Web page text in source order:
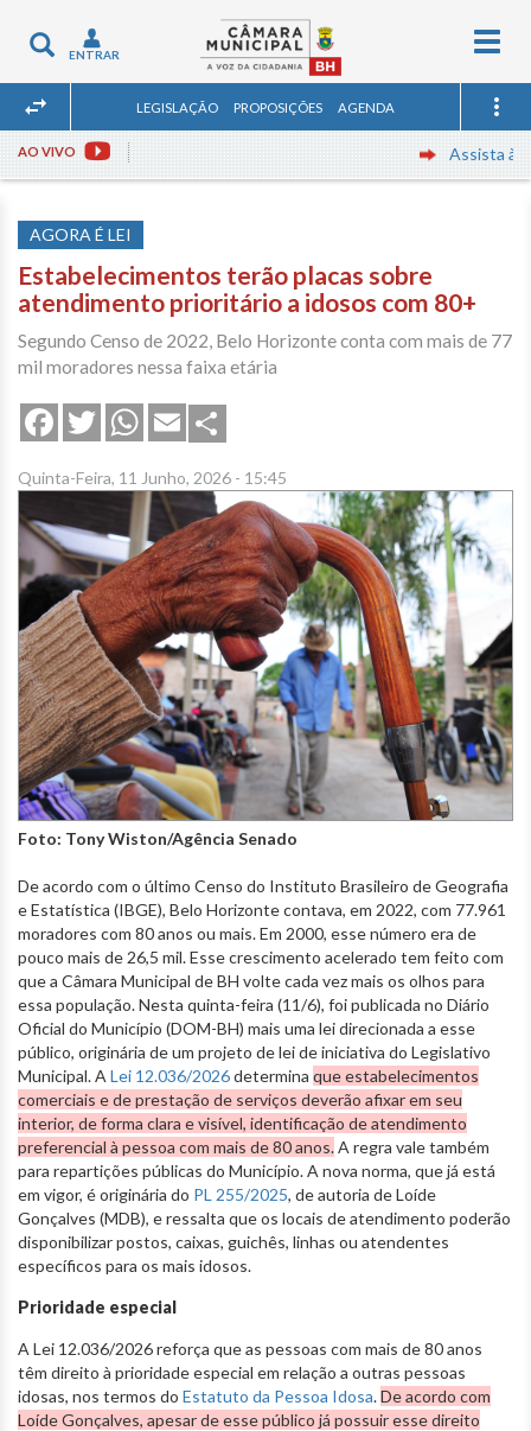
Toggle
navigation
ENTRAR
LEGISLAÇÃO PROPOSIÇÕES AGENDA
AO VIVO Assista às
AGORA É LEI
Estabelecimentos terão placas sobre
atendimento prioritário a idosos com 80+
Segundo Censo de 2022, Belo Horizonte conta com mais de 77
mil moradores nessa faixa etária
FacebookTwitterWhatsApp
Email
Quinta-Feira, 11 Junho, 2026 - 15:45
Foto: Tony Wiston/Agência Senado
De acordo com o último Censo do Instituto Brasileiro de Geografia
e Estatística (IBGE), Belo Horizonte contava, em 2022, com 77.961
moradores com 80 anos ou mais. Em 2000, esse número era de
pouco mais de 26,5 mil. Esse crescimento acelerado tem feito com
que a Câmara Municipal de BH volte cada vez mais os olhos para
essa população. Nesta quinta-feira (11/6), foi publicada no Diário
Oficial do Município (DOM-BH) mais uma lei direcionada a esse
público, originária de um projeto de lei de iniciativa do Legislativo
Municipal. A Lei 12.036/2026determina que estabelecimentos
comerciais e de prestação de serviços deverão afixar em seu
interior, de forma clara e visível, identificação de atendimento
preferencial à pessoa com mais de 80 anos.A regra vale também
para repartições públicas do Município. A nova norma, que já está
em vigor, é originária do PL 255/2025, de autoria de Loíde
Gonçalves (MDB), e ressalta que os locais de atendimento poderão
disponibilizar postos, caixas, guichês, linhas ou atendentes
específicos para os mais idosos.
Prioridade especial
A Lei 12.036/2026 reforça que as pessoas com mais de 80 anos
têm direito à prioridade especial em relação a outras pessoas
idosas, nos termos do Estatuto da Pessoa Idosa.De acordo com
Loíde Gonçalves, apesar de esse público já possuir esse direito